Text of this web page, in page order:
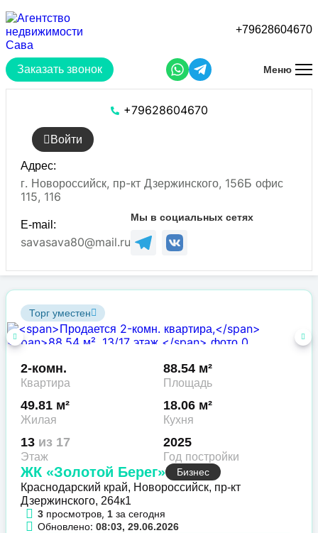
основному
содержанию
Заказать звонок
+79628604670
Меню
+79628604670
Войти
Адрес:
г. Новороссийск, пр-кт Дзержинского, 156Б офис
115, 116
E-mail:
savasava80@mail.ru
Мы в социальных сетях
Торг уместен
2-комн.
Квартира
88.54 м²
Площадь
49.81 м²
Жилая
18.06 м²
Кухня
13 из 17
Этаж
2025
Год постройки
ЖК «Золотой Берег»
Бизнес
Краснодарский край, Новороссийск, пр-кт
Дзержинского, 264к1
3 просмотров, 1 за сегодня
Обновлено: 08:03, 29.06.2026